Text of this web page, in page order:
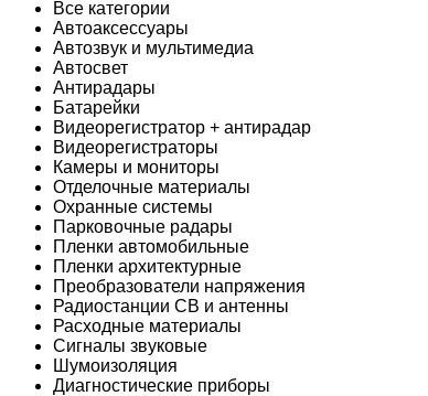
Все категории
Автоаксессуары
Автозвук и мультимедиа
Автосвет
Антирадары
Батарейки
Видеорегистратор + антирадар
Видеорегистраторы
Камеры и мониторы
Отделочные материалы
Охранные системы
Парковочные радары
Пленки автомобильные
Пленки архитектурные
Преобразователи напряжения
Радиостанции CB и антенны
Расходные материалы
Сигналы звуковые
Шумоизоляция
Диагностические приборы